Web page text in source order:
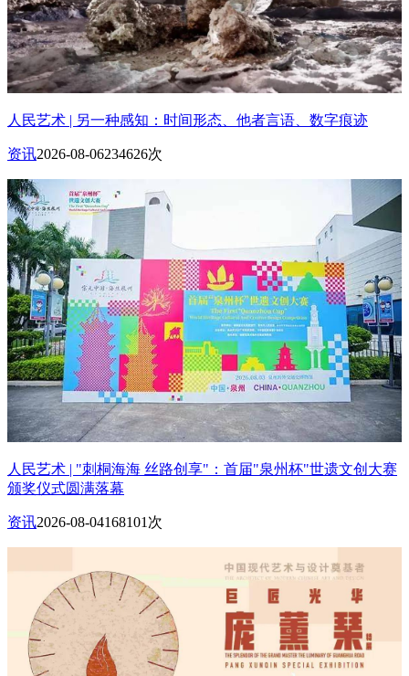
人民艺术 | 另一种感知：时间形态、他者言语、数字痕迹
资讯2026-08-06234626次
人民艺术 | "刺桐海海 丝路创享"：首届"泉州杯"世遗文创大赛
颁奖仪式圆满落幕
资讯2026-08-04168101次